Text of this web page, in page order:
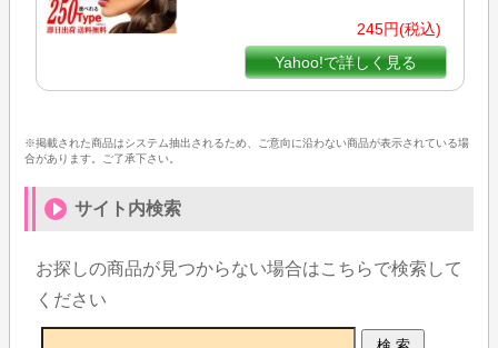
245円(税込)
Yahoo!で詳しく見る
※掲載された商品はシステム抽出されるため、ご意向に沿わない商品が表示されている場
合があります。ご了承下さい。
サイト内検索
お探しの商品が見つからない場合はこちらで検索して
ください